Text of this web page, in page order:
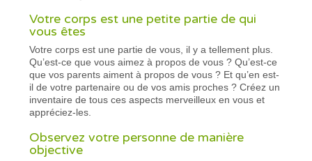
Votre corps est une petite partie de qui
vous êtes
Votre corps est une partie de vous, il y a tellement plus.
Qu’est-ce que vous aimez à propos de vous ? Qu’est-ce
que vos parents aiment à propos de vous ? Et qu’en est-
il de votre partenaire ou de vos amis proches ? Créez un
inventaire de tous ces aspects merveilleux en vous et
appréciez-les.
Observez votre personne de manière
objective